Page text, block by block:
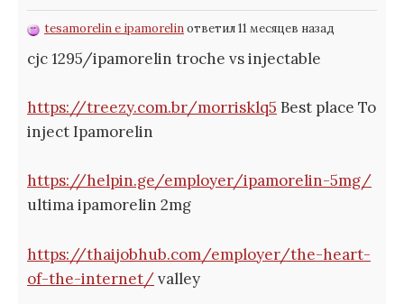
tesamorelin e ipamorelinответил 11 месяцев назад
cjc 1295/ipamorelin troche vs injectable
https://treezy.com.br/morrisklq5 Best place To
inject Ipamorelin
https://helpin.ge/employer/ipamorelin-5mg/
ultima ipamorelin 2mg
https://thaijobhub.com/employer/the-heart-
of-the-internet/valley